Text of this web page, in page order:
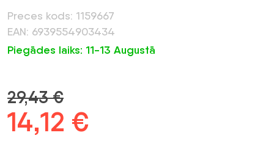
Preces kods: 1159667
EAN: 6939554903434
Piegādes laiks: 11-13 Augustā
29,43€
Sākotnējā
14,12 €